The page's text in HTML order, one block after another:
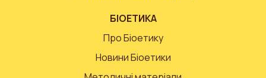
БІОЕТИКА
Про Біоетику
Новини Біоетики